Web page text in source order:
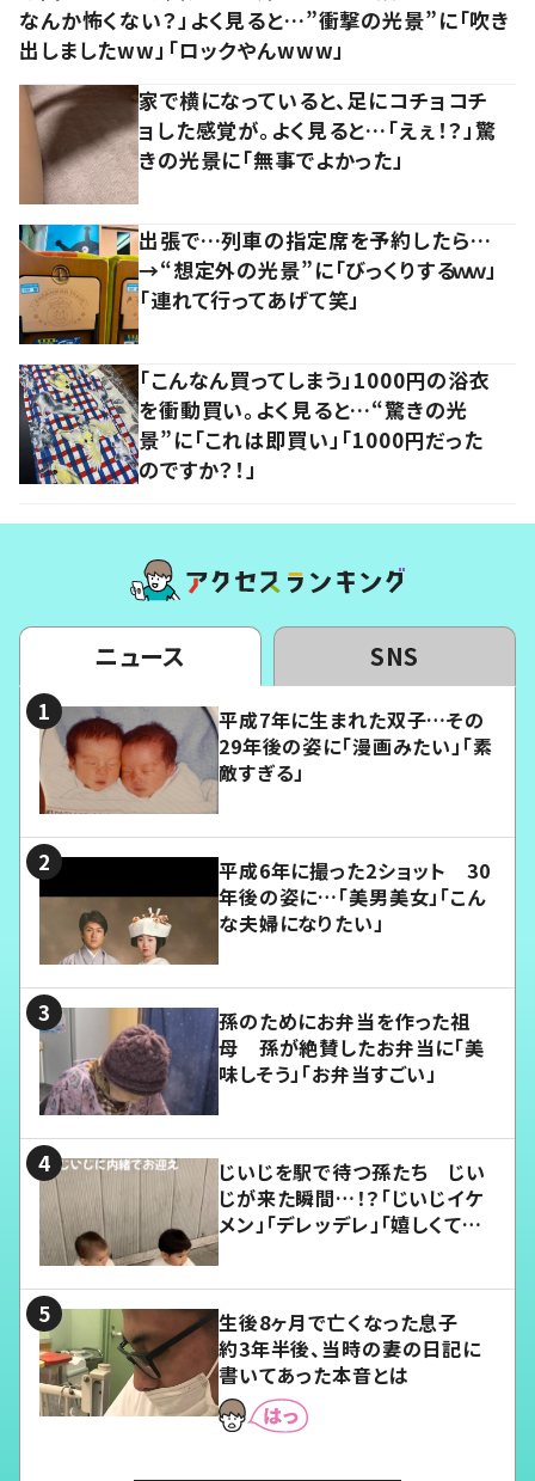
なんか怖くない？」よく見ると…”衝撃の光景”に「吹き
出しましたww」「ロックやんwww」
家で横になっていると、足にコチョコチ
ョした感覚が。よく見ると…「えぇ！？」驚
きの光景に「無事でよかった」
出張で…列車の指定席を予約したら…
→“想定外の光景”に「びっくりするｗｗ」
「連れて行ってあげて笑」
「こんなん買ってしまう」1000円の浴衣
を衝動買い。よく見ると…“驚きの光
景”に「これは即買い」「1000円だった
のですか？！」
ニュース SNS
平成7年に生まれた双子…その
29年後の姿に「漫画みたい」「素
敵すぎる」
平成6年に撮った2ショット 30
年後の姿に…「美男美女」「こん
な夫婦になりたい」
孫のためにお弁当を作った祖
母 孫が絶賛したお弁当に「美
味しそう」「お弁当すごい」
じいじを駅で待つ孫たち じい
じが来た瞬間…！？「じいじイケ
メン」「デレッデレ」「嬉しくて可
生後8ヶ月で亡くなった息子
約3年半後、当時の妻の日記に
書いてあった本音とは